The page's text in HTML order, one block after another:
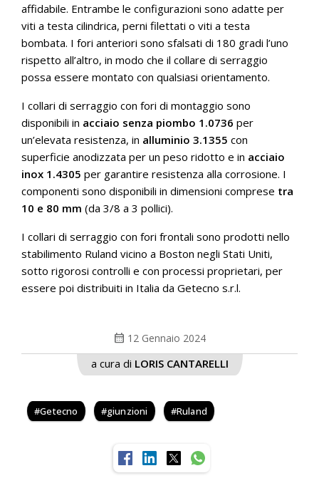
affidabile. Entrambe le configurazioni sono adatte per
viti a testa cilindrica, perni filettati o viti a testa
bombata. I fori anteriori sono sfalsati di 180 gradi l’uno
rispetto all’altro, in modo che il collare di serraggio
possa essere montato con qualsiasi orientamento.
I collari di serraggio con fori di montaggio sono
disponibili in acciaio senza piombo 1.0736 per
un’elevata resistenza, in alluminio 3.1355 con
superficie anodizzata per un peso ridotto e in acciaio
inox 1.4305 per garantire resistenza alla corrosione. I
componenti sono disponibili in dimensioni comprese tra
10 e 80 mm (da 3/8 a 3 pollici).
I collari di serraggio con fori frontali sono prodotti nello
stabilimento Ruland vicino a Boston negli Stati Uniti,
sotto rigorosi controlli e con processi proprietari, per
essere poi distribuiti in Italia da Getecno s.r.l.
calendar_month 12 Gennaio 2024
a cura di LORIS CANTARELLI
Getecno giunzioni Ruland